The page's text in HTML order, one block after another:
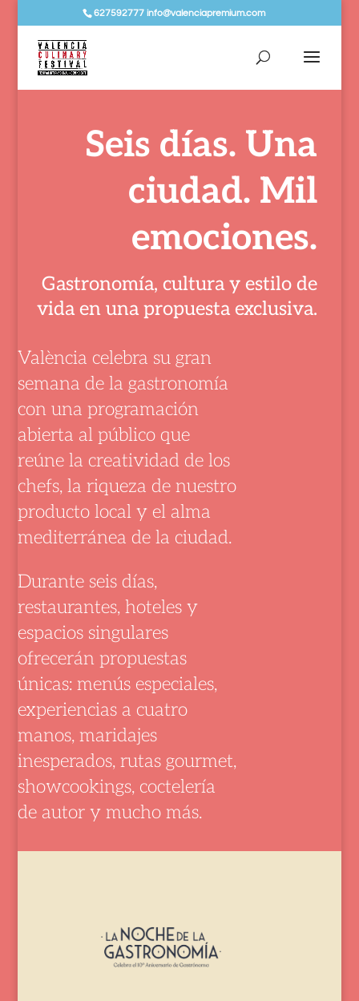
627592777 info@valenciapremium.com
Seis días. Una
ciudad. Mil
emociones.
Gastronomía, cultura y estilo de
vida en una propuesta exclusiva.
València celebra su gran
semana de la gastronomía
con una programación
abierta al público que
reúne la creatividad de los
chefs, la riqueza de nuestro
producto local y el alma
mediterránea de la ciudad.
Durante seis días,
restaurantes, hoteles y
espacios singulares
ofrecerán propuestas
únicas: menús especiales,
experiencias a cuatro
manos, maridajes
inesperados, rutas gourmet,
showcookings, coctelería
de autor y mucho más.